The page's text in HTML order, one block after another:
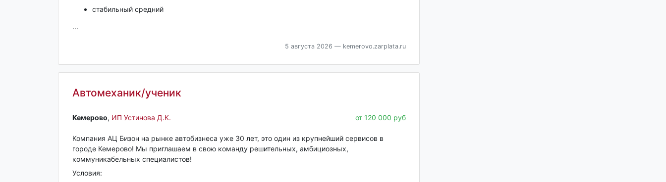
стабильный средний
...
5 августа 2026 — kemerovo.zarplata.ru
Автомеханик/ученик
Кемерово‎, ИП Устинова Д.К. от 120 000 руб
Компания АЦ Бизон на рынке автобизнеса уже 30 лет, это один из крупнейший сервисов в
городе Кемерово! Мы приглашаем в свою команду решительных, амбициозных,
коммуникабельных специалистов!
Условия: